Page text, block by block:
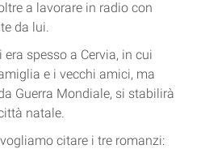
a lavorare in radio con
da lui.
spesso a Cervia, in cui
e i vecchi amici, ma
Guerra Mondiale, si stabilirà
natale.
citare i tre romanzi: